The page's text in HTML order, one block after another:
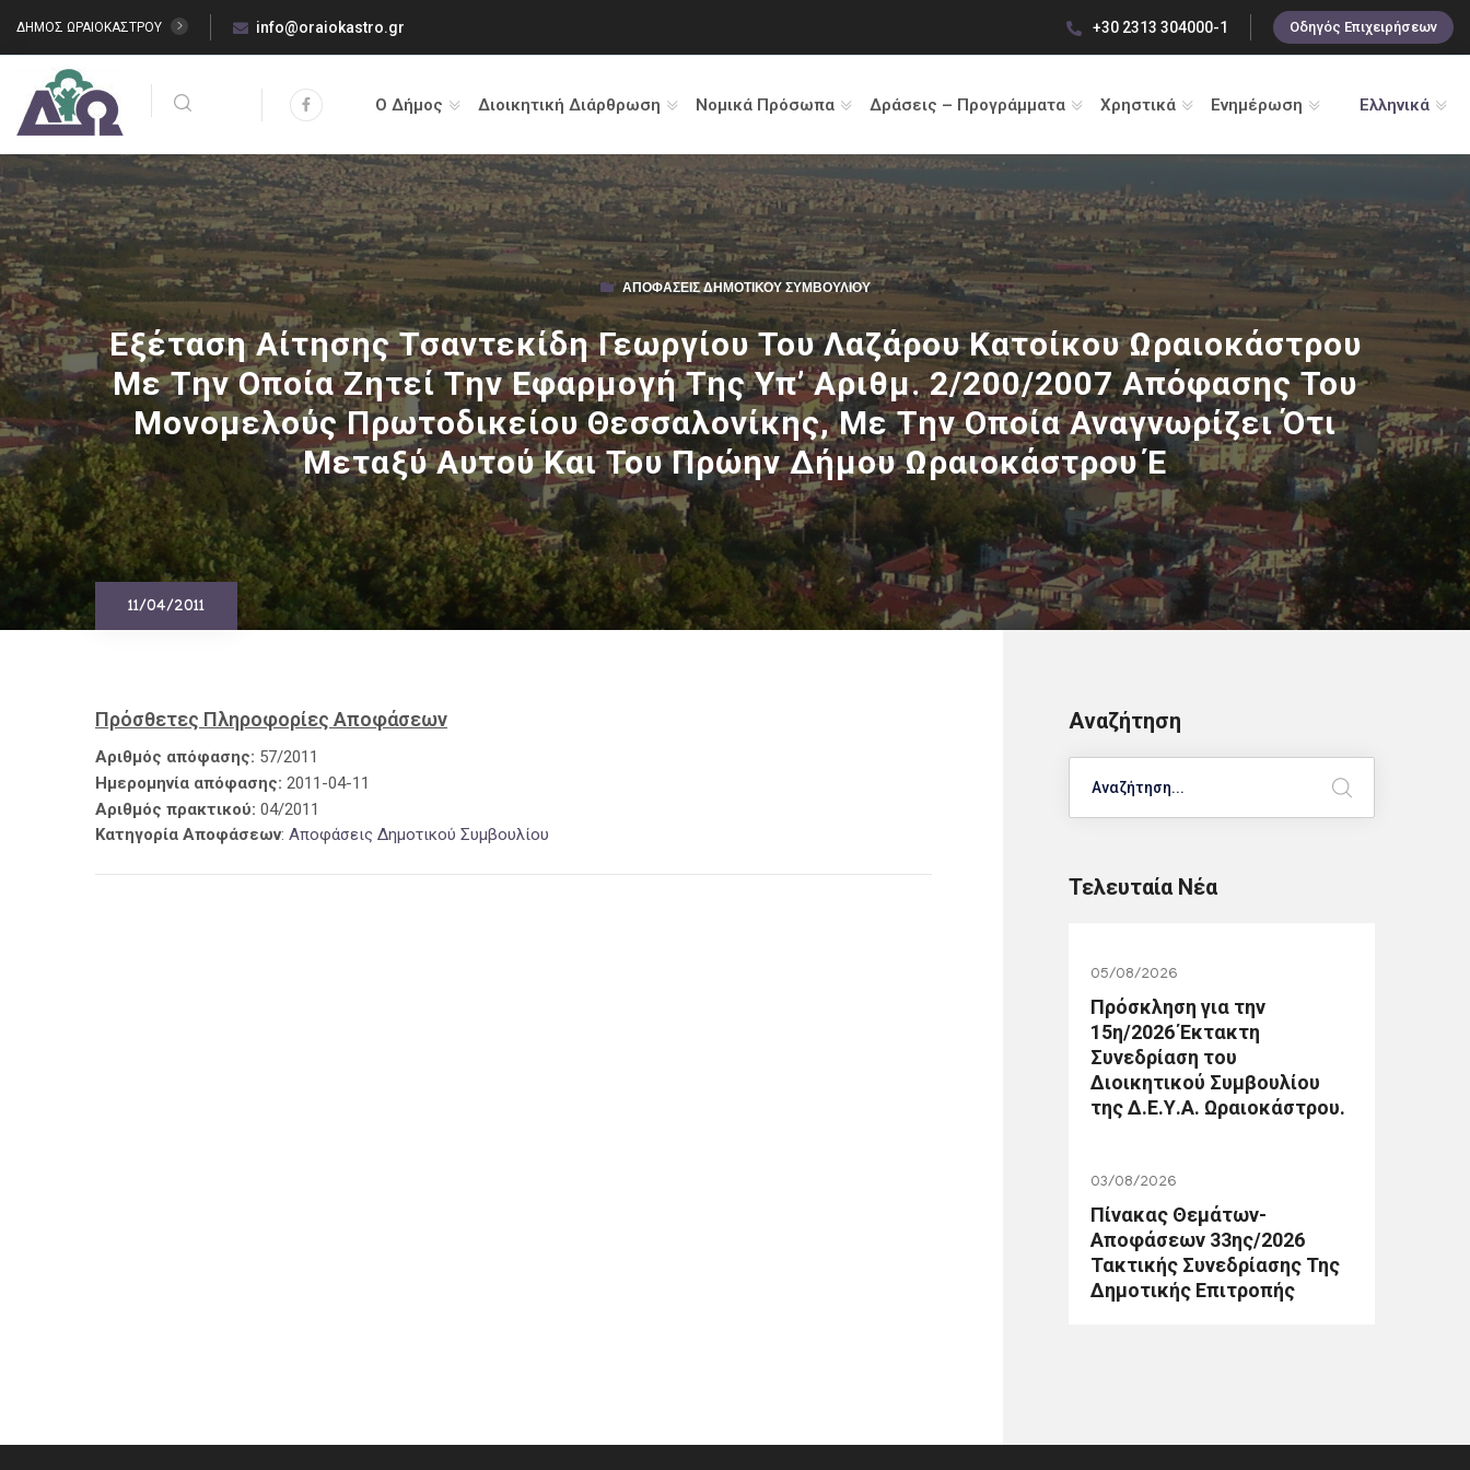
ΔΗΜΟΣ ΩΡΑΙΟΚΑΣΤΡΟΥ info@oraiokastro.gr +30 2313 304000-1 Οδηγός Επιχειρήσεων
Ο Δήμος Διοικητική Διάρθρωση Νομικά Πρόσωπα Δράσεις – Προγράμματα Χρηστικά Ενημέρωση Ελληνικά
ΑΠΟΦΆΣΕΙΣ ΔΗΜΟΤΙΚΟΎ ΣΥΜΒΟΥΛΊΟΥ
Εξέταση Αίτησης Τσαντεκίδη Γεωργίου Του Λαζάρου Κατοίκου Ωραιοκάστρου
Με Την Οποία Ζητεί Την Εφαρμογή Της Υπ’ Αριθμ. 2/200/2007 Απόφασης Του
Μονομελούς Πρωτοδικείου Θεσσαλονίκης, Με Την Οποία Αναγνωρίζει Ότι
Μεταξύ Αυτού Και Του Πρώην Δήμου Ωραιοκάστρου Έ
11/04/2011
Πρόσθετες Πληροφορίες Αποφάσεων
Αριθμός απόφασης: 57/2011
Ημερομηνία απόφασης: 2011-04-11
Αριθμός πρακτικού: 04/2011
Κατηγορία Αποφάσεων: Αποφάσεις Δημοτικού Συμβουλίου
Αναζήτηση
Τελευταία Νέα
05/08/2026
Πρόσκληση για την
15η/2026 Έκτακτη
Συνεδρίαση του
Διοικητικού Συμβουλίου
της Δ.Ε.Υ.Α. Ωραιοκάστρου.
03/08/2026
Πίνακας Θεμάτων-
Αποφάσεων 33ης/2026
Τακτικής Συνεδρίασης Της
Δημοτικής Επιτροπής